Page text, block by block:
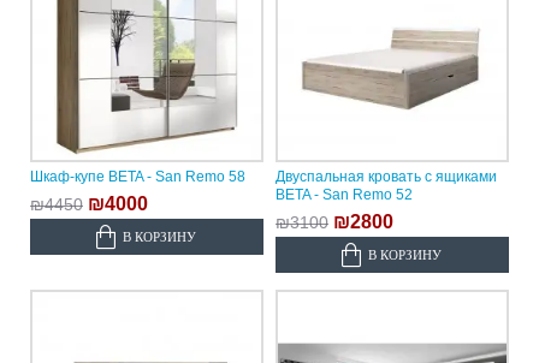
Шкаф-купе BETA - San Remo 58
₪4450 ₪4000
В КОРЗИНУ
Двуспальная кровать с ящиками
BETA - San Remo 52
₪3100 ₪2800
В КОРЗИНУ